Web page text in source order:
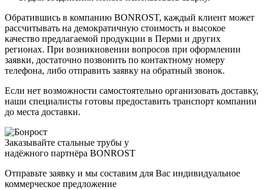
Обратившись в компанию BONROST, каждый клиент может
рассчитывать на демократичную стоимость и высокое
качество предлагаемой продукции в Перми и других
регионах. При возникновении вопросов при оформлении
заявки, достаточно позвонить по контактному номеру
телефона, либо отправить заявку на обратный звонок.
Если нет возможности самостоятельно организовать доставку,
наши специалисты готовы предоставить транспорт компании
до места доставки.
Заказывайте стальные трубы у
надёжного партнёра BONROST
Отправьте заявку и мы составим для Вас индивидуальное
коммерческое предложение